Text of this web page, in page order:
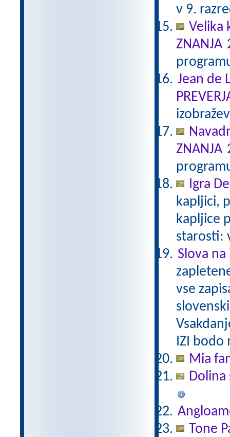
v 9.
Velika
ZNANJA
Jean de
ZNANJA
Igra
kapljici,
kapljice
starosti:
Slova na
vse
IZI bodo
Mia
Tone